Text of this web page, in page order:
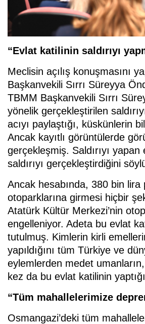
“Evlat katilinin saldırıyı
Meclisin açılış konuşmasını
Başkanvekili Sırrı Süreyya
TBMM Başkanvekili Sırrı
yönelik gerçekleştirilen
acıyı paylaştığı, küskünlerin
Ancak kayıtlı görüntülerde
gerçekleşmiş. Saldırıyı
saldırıyı gerçekleştirdiğini
Ancak hesabında, 380 bin
otoparklarına girmesi hiçbir
Atatürk Kültür Merkezi’nin
engelleniyor. Adeta bu evlat
tutulmuş. Kimlerin kirli
yapıldığını tüm Türkiye ve
eylemlerden medet
kez da bu evlat katilinin
“Tüm mahallelerimize
Osmangazi’deki tüm